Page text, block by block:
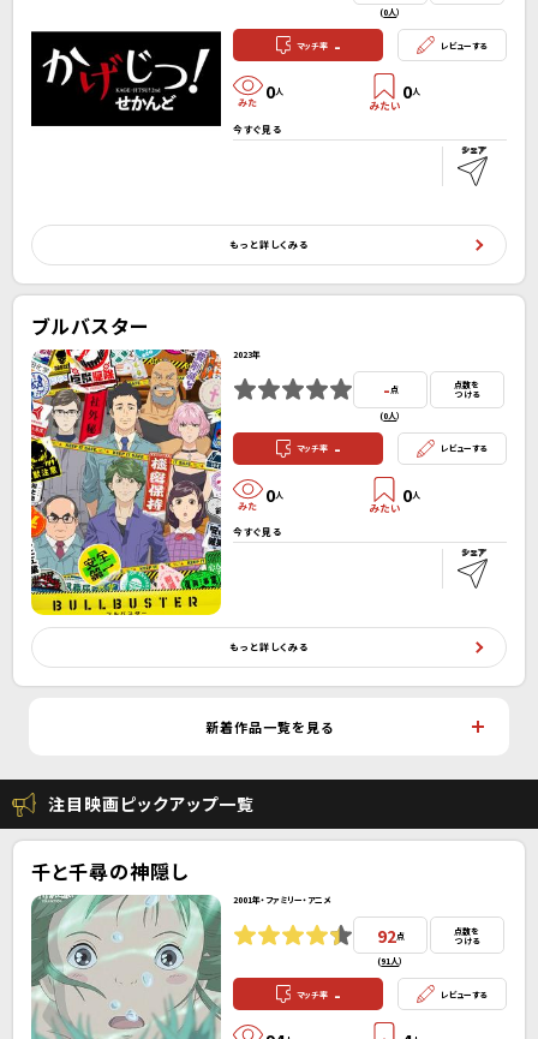
(0人）
マッチ率 - レビューする
0人 0人
今すぐ見る
もっと詳しくみる
ブルバスター
2023年
-点
(0人）
点数を
つける
マッチ率 - レビューする
0人 0人
今すぐ見る
もっと詳しくみる
新着作品一覧を見る
注目映画ピックアップ一覧
千と千尋の神隠し
2001年・ファミリー・アニメ
92点
(91人）
点数を
つける
マッチ率 - レビューする